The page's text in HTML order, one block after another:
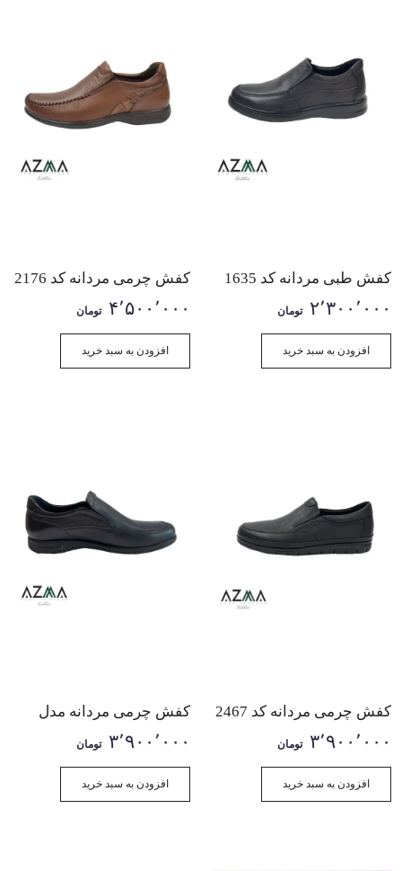
کفش طبی مردانه کد 1635
۲٬۳۰۰٬۰۰۰ تومان
افزودن به سبد خرید
کفش چرمی مردانه کد 2176
۴٬۵۰۰٬۰۰۰ تومان
افزودن به سبد خرید
کفش چرمی مردانه کد 2467
۳٬۹۰۰٬۰۰۰ تومان
افزودن به سبد خرید
کفش چرمی مردانه مدل
کیاک کد 2333
۳٬۹۰۰٬۰۰۰ تومان
افزودن به سبد خرید